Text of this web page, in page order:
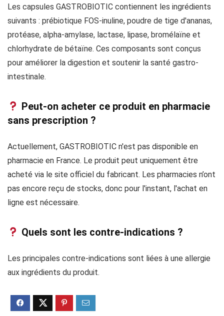
Les capsules GASTROBIOTIC contiennent les ingrédients
suivants : prébiotique FOS-inuline, poudre de tige d'ananas,
protéase, alpha-amylase, lactase, lipase, bromélaïne et
chlorhydrate de bétaïne. Ces composants sont conçus
pour améliorer la digestion et soutenir la santé gastro-
intestinale.
Peut-on acheter ce produit en pharmacie
sans prescription ?
Actuellement, GASTROBIOTIC n'est pas disponible en
pharmacie en France. Le produit peut uniquement être
acheté via le site officiel du fabricant. Les pharmacies n’ont
pas encore reçu de stocks, donc pour l'instant, l'achat en
ligne est nécessaire.
Quels sont les contre-indications ?
Les principales contre-indications sont liées à une allergie
aux ingrédients du produit.